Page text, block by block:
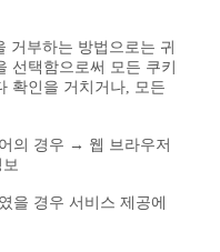
거부하는 방법으로는 귀
선택함으로써 모든 쿠키
확인을 거치거나, 모든
의 경우 → 웹 브라우저
을 경우 서비스 제공에